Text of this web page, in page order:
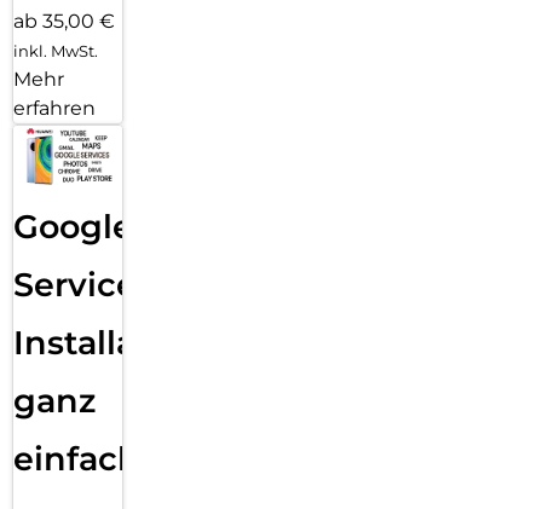
ab 35,00 €
inkl. MwSt.
Mehr
erfahren
Google
Services
Installation
ganz
einfach